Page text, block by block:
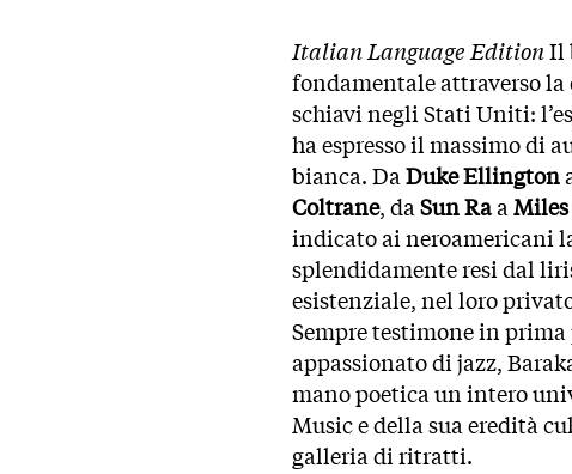
Italian Language EditionIl
fondamentale attraverso
schiavi negli Stati Uniti:
ha espresso il massimo di
bianca. Da Duke Ellington
Coltrane, da Sun Raa
indicato ai neroamericani
splendidamente resi dal
esistenziale, nel loro
Sempre testimone in
appassionato di jazz,
mano poetica un intero
Music e della sua eredità
galleria di ritratti.